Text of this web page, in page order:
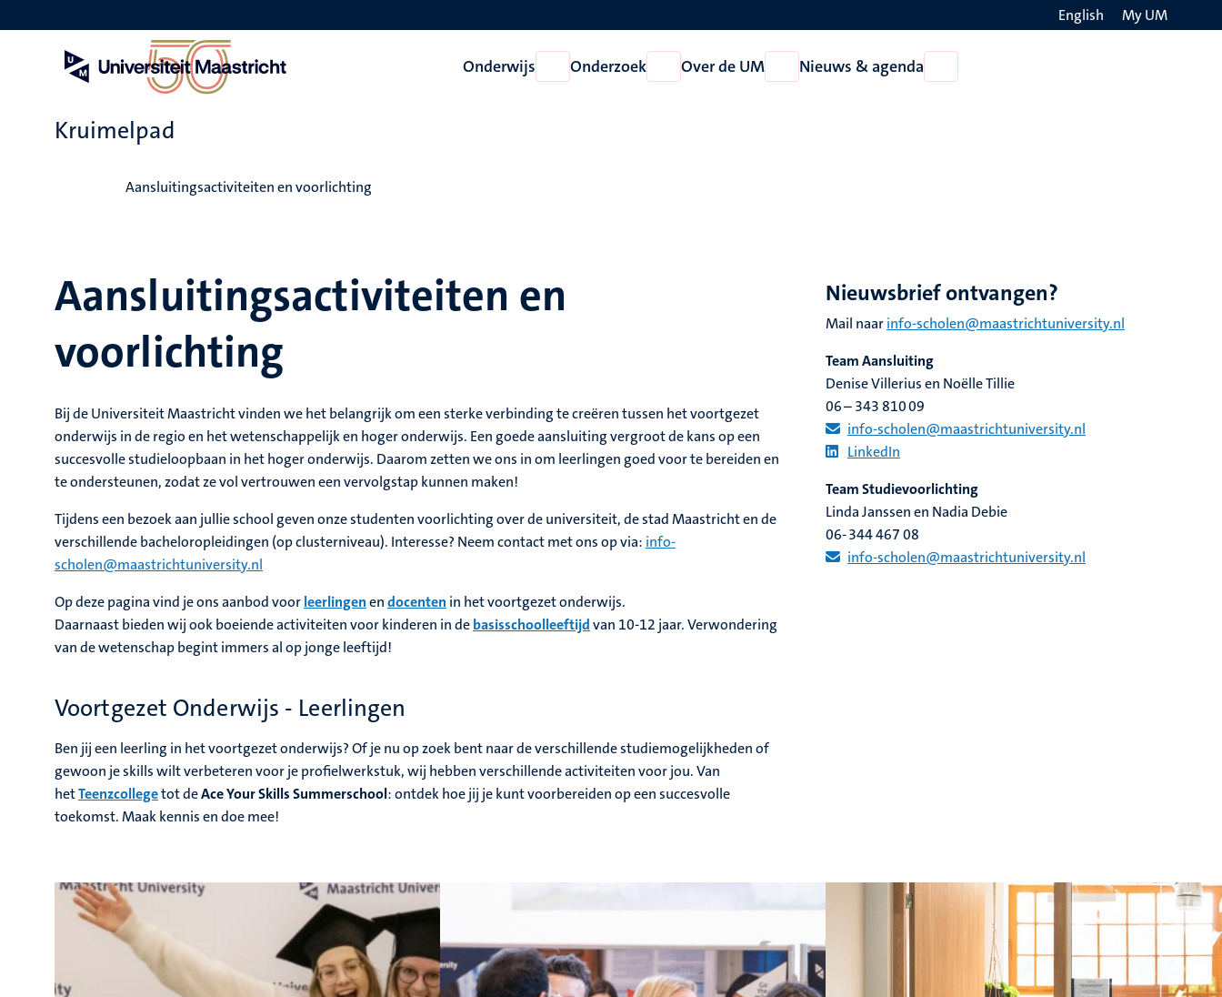
en
English My UM
Onderwijs
Open
Onderwijs
Onderzoek
Open
Onderzoek
Over de UM
Open
Over
Nieuws & agenda
Nieuws
Kruimelpad
Aansluitingsactiviteiten en voorlichting
Aansluitingsactiviteiten en
voorlichting
Bij de Universiteit Maastricht vinden we het belangrijk om een sterke verbinding te creëren tussen het voortgezet
onderwijs in de regio en het wetenschappelijk en hoger onderwijs. Een goede aansluiting vergroot de kans op een
succesvolle studieloopbaan in het hoger onderwijs. Daarom zetten we ons in om leerlingen goed voor te bereiden en
te ondersteunen, zodat ze vol vertrouwen een vervolgstap kunnen maken!
Tijdens een bezoek aan jullie school geven onze studenten voorlichting over de universiteit, de stad Maastricht en de
verschillende bacheloropleidingen (op clusterniveau). Interesse? Neem contact met ons op via: info-
scholen@maastrichtuniversity.nl
Op deze pagina vind je ons aanbod voorleerlingenendocenten in het voortgezet onderwijs.
Daarnaast bieden wij ook boeiende activiteiten voor kinderen in debasisschoolleeftijdvan 10-12 jaar. Verwondering
van de wetenschap begint immers al op jonge leeftijd!
Nieuwsbrief ontvangen?
Mail naarinfo-scholen@maastrichtuniversity.nl
Team Aansluiting
Denise Villerius en Noëlle Tillie
06 – 343 810 09
info-scholen@maastrichtuniversity.nl
LinkedIn
Team Studievoorlichting
Linda Janssen en Nadia Debie
06- 344 467 08
info-scholen@maastrichtuniversity.nl
Voortgezet Onderwijs - Leerlingen
Ben jij een leerling in het voortgezet onderwijs? Of je nu op zoek bent naar de verschillende studiemogelijkheden of
gewoon je skills wilt verbeteren voor je profielwerkstuk, wij hebben verschillende activiteiten voor jou. Van
hetTeenzcollegetot deAce Your Skills Summerschool: ontdek hoe jij je kunt voorbereiden op een succesvolle
toekomst.Maak kennis en doe mee!